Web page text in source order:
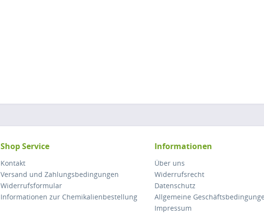
Shop Service
Kontakt
Versand und Zahlungsbedingungen
Widerrufsformular
Informationen zur Chemikalienbestellung
Informationen
Über uns
Widerrufsrecht
Datenschutz
Allgemeine
Impressum